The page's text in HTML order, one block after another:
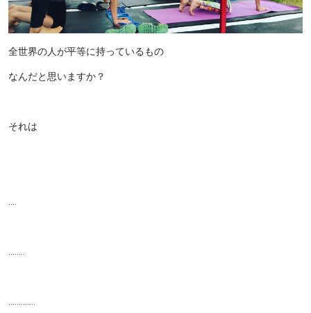
全世界の人が平等に持っているもの
なんだと思いますか？
それは